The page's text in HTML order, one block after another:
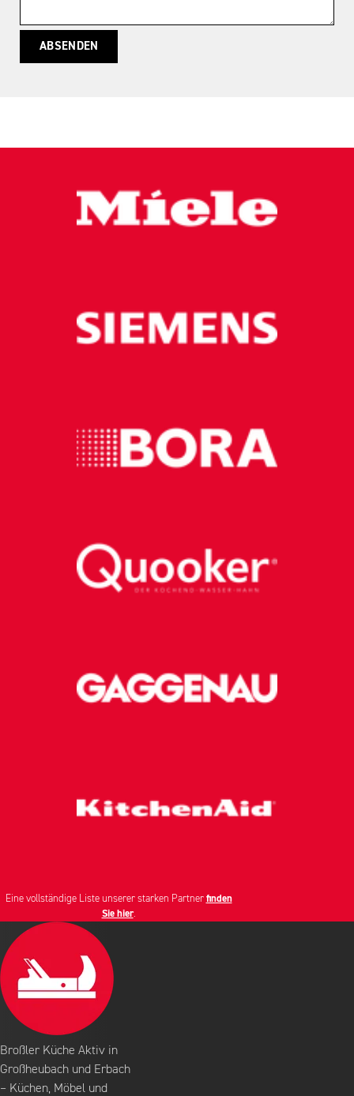
ABSENDEN
Eine vollständige Liste unserer starken Partner finden
Sie hier.
Broßler Küche Aktiv in
Großheubach und Erbach
– Küchen, Möbel und